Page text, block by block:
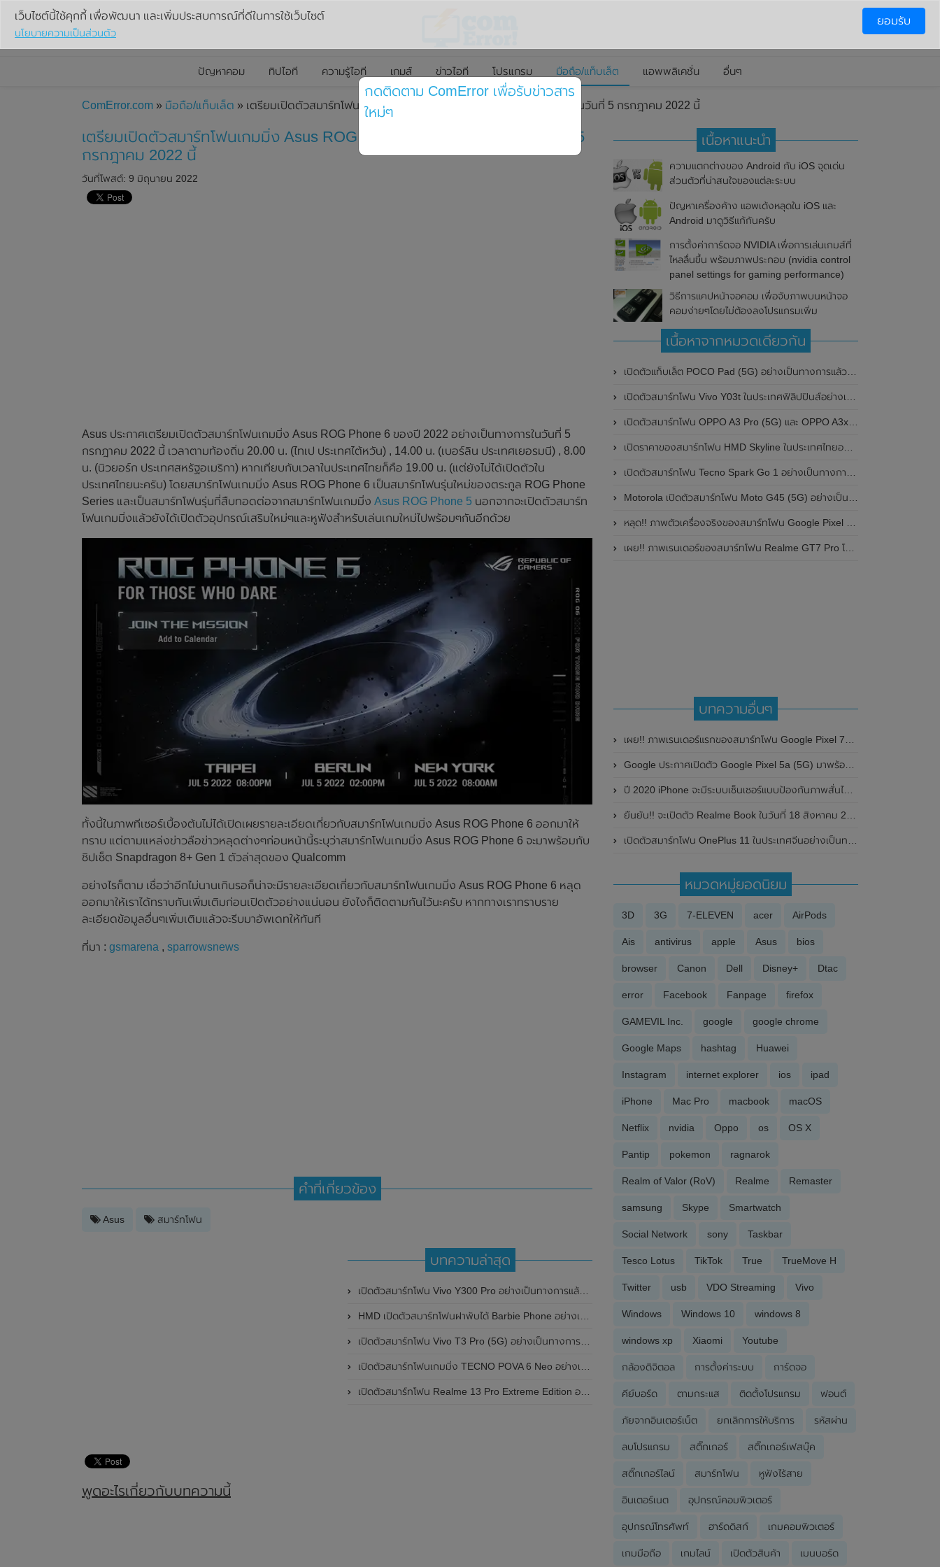
ปัญหาคอม ทิปไอที ความรู้ไอที เกมส์ ข่าวไอที โปรแกรม มือถือ/แท็บเล็ต แอพพลิเคชั่น อื่นๆ
ComError.com » มือถือ/แท็บเล็ต » เตรียมเปิดตัวสมาร์ทโฟนเกมมิ่ง Asus ROG Phone 6 อย่างเป็นทางการในวันที่ 5 กรกฎาคม 2022 นี้
เตรียมเปิดตัวสมาร์ทโฟนเกมมิ่ง Asus ROG Phone 6 อย่างเป็นทางการในวันที่ 5
กรกฎาคม 2022 นี้
วันที่โพสต์: 9 มิถุนายน 2022
Asus ประกาศเตรียมเปิดตัวสมาร์ทโฟนเกมมิ่ง Asus ROG Phone 6 ของปี 2022 อย่างเป็นทางการในวันที่ 5
กรกฎาคม 2022 นี้ เวลาตามท้องถิ่น 20.00 น. (ไทเป ประเทศไต้หวัน) , 14.00 น. (เบอร์ลิน ประเทศเยอรมนี) , 8.00
น. (นิวยอร์ก ประเทศสหรัฐอเมริกา) หากเทียบกับเวลาในประเทศไทยก็คือ 19.00 น. (แต่ยังไม่ได้เปิดตัวใน
ประเทศไทยนะครับ) โดยสมาร์ทโฟนเกมมิ่ง Asus ROG Phone 6 เป็นสมาร์ทโฟนรุ่นใหม่ของตระกูล ROG Phone
Series และเป็นสมาร์ทโฟนรุ่นที่สืบทอดต่อจากสมาร์ทโฟนเกมมิ่ง Asus ROG Phone 5 นอกจากจะเปิดตัวสมาร์ท
โฟนเกมมิ่งแล้วยังได้เปิดตัวอุปกรณ์เสริมใหม่ๆและหูฟังสำหรับเล่นเกมใหม่ไปพร้อมๆกันอีกด้วย
ทั้งนี้ในภาพทีเซอร์เบื้องต้นไม่ได้เปิดเผยรายละเอียดเกี่ยวกับสมาร์ทโฟนเกมมิ่ง Asus ROG Phone 6 ออกมาให้
ทราบ แต่ตามแหล่งข่าวลือข่าวหลุดต่างๆก่อนหน้านี้ระบุว่าสมาร์ทโฟนเกมมิ่ง Asus ROG Phone 6 จะมาพร้อมกับ
ชิปเซ็ต Snapdragon 8+ Gen 1 ตัวล่าสุดของ Qualcomm
อย่างไรก็ตาม เชื่อว่าอีกไม่นานเกินรอก็น่าจะมีรายละเอียดเกี่ยวกับสมาร์ทโฟนเกมมิ่ง Asus ROG Phone 6 หลุด
ออกมาให้เราได้ทราบกันเพิ่มเติมก่อนเปิดตัวอย่างแน่นอน ยังไงก็ติดตามกันไว้นะครับ หากทางเราทราบราย
ละเอียดข้อมูลอื่นๆเพิ่มเติมแล้วจะรีบมาอัพเดทให้ทันที
ที่มา : gsmarena , sparrowsnews
คำที่เกี่ยวข้อง
Asus สมาร์ทโฟน
บทความล่าสุด
เปิดตัวสมาร์ทโฟน Vivo Y300 Pro อย่างเป็นทางการแล้วในประเทศจีน มาพร้อมดีไซน์พรีเมี่ยม ทนทาน และแบตเตอรี่สุดอึดขนาดใหญ่ 6,500mAh พร้อมรองรับการชาร์จไว 80W
HMD เปิดตัวสมาร์ทโฟนฝาพับได้ Barbie Phone อย่างเป็นทางการแล้ว มาพร้อมธีมสีชมพูสดใส
เปิดตัวสมาร์ทโฟน Vivo T3 Pro (5G) อย่างเป็นทางการแล้วในประเทศอินเดีย
เปิดตัวสมาร์ทโฟนเกมมิ่ง TECNO POVA 6 Neo อย่างเป็นทางการแล้วในประเทศไทย ในราคา 8,499 บาท
เปิดตัวสมาร์ทโฟน Realme 13 Pro Extreme Edition อย่างเป็นทางการแล้วในประเทศจีน
พูดอะไรเกี่ยวกับบทความนี้
เนื้อหาแนะนำ
ความแตกต่างของ Android กับ iOS จุดเด่น
ส่วนตัวที่น่าสนใจของแต่ละระบบ
ปัญหาเครื่องค้าง แอพเด้งหลุดใน iOS และ
Android มาดูวิธีแก้กันครับ
การตั้งค่าการ์ดจอ NVIDIA เพื่อการเล่นเกมส์ที่
ไหลลื่นขึ้น พร้อมภาพประกอบ (nvidia control
panel settings for gaming performance)
วิธีการแคปหน้าจอคอม เพื่อจับภาพบนหน้าจอ
คอมง่ายๆโดยไม่ต้องลงโปรแกรมเพิ่ม
เนื้อหาจากหมวดเดียวกัน
เปิดตัวแท็บเล็ต POCO Pad (5G) อย่างเป็นทางการแล้วในประเทศอินเดีย มาพร้อมชิปเซ็ต Snapdragon 7s Gen 2 ของ Qualcomm และรองรับเครือข่าย 5G
เปิดตัวสมาร์ทโฟน Vivo Y03t ในประเทศฟิลิปปินส์อย่างเป็นทางการแล้ว มาพร้อมชิปเซ็ต Unisoc T612 , กล้องหลัง ความละเอียด 13MP , แบตเตอรี่ 5,000mAh และหน้าจอแสดงผล LCD / 90Hz
เปิดตัวสมาร์ทโฟน OPPO A3 Pro (5G) และ OPPO A3x ในประเทศไทยอย่างเป็นทางการแล้ว ในราคาเริ่มต้นเพียง 3,999 บาท
เปิดราคาของสมาร์ทโฟน HMD Skyline ในประเทศไทยอย่างเป็นทางการแล้ว ราคา 14,990 บาท
เปิดตัวสมาร์ทโฟน Tecno Spark Go 1 อย่างเป็นทางการแล้ว มาพร้อมหน้าจอแสดงผล LCD / 120Hz , แบตเตอรี่ 5,000mAh และใช้ชิปเซ็ต Unisoc
Motorola เปิดตัวสมาร์ทโฟน Moto G45 (5G) อย่างเป็นทางการแล้วในอินเดีย
หลุด!! ภาพตัวเครื่องจริงของสมาร์ทโฟน Google Pixel 9a โชว์ดีไซน์ใหม่ กล้องหลังแบนราบ ไม่มีกรอบของกล้องแล้ว
เผย!! ภาพเรนเดอร์ของสมาร์ทโฟน Realme GT7 Pro โชว์ให้เห็นดีไซน์ใหม่ พร้อมเผยรายละเอียดสเปกที่สำคัญบางส่วน
บทความอื่นๆ
เผย!! ภาพเรนเดอร์แรกของสมาร์ทโฟน Google Pixel 7a รุ่นใหม่ โชว์ดีไซน์ของตัวเครื่องรอบด้าน
Google ประกาศเปิดตัว Google Pixel 5a (5G) มาพร้อมรองรับการกันน้ำ IP67 , ชิปเซ็ต Snapdragon 765G และแบตเตอรี่4680mAh
ปี 2020 iPhone จะมีระบบเซ็นเซอร์แบบป้องกันภาพสั่นไหว (Sensor-Shift Stabilization)
ยืนยัน!! จะเปิดตัว Realme Book ในวันที่ 18 สิงหาคม 2021 นี้ มาพร้อมดีไซน์สุดบางเหมือน MacBook Air
เปิดตัวสมาร์ทโฟน OnePlus 11 ในประเทศจีนอย่างเป็นทางการแล้ว
หมวดหมู่ยอดนิยม
3D 3G 7-ELEVEN acer AirPods
Ais antivirus apple Asus bios
browser Canon Dell Disney+ Dtac
error Facebook Fanpage firefox
GAMEVIL Inc. google google chrome
Google Maps hashtag Huawei
Instagram internet explorer ios ipad
iPhone Mac Pro macbook macOS
Netflix nvidia Oppo os OS X
Pantip pokemon ragnarok
Realm of Valor (RoV) Realme Remaster
samsung Skype Smartwatch
Social Network sony Taskbar
Tesco Lotus TikTok True TrueMove H
Twitter usb VDO Streaming Vivo
Windows Windows 10 windows 8
windows xp Xiaomi Youtube
กล้องดิจิตอล การตั้งค่าระบบ การ์ดจอ
คีย์บอร์ด ตามกระแส ติดตั้งโปรแกรม ฟอนต์
ภัยจากอินเตอร์เน็ต ยกเลิกการให้บริการ รหัสผ่าน
ลบโปรแกรม สติ๊กเกอร์ สติ๊กเกอร์เฟสบุ๊ค
สติ๊กเกอร์ไลน์ สมาร์ทโฟน หูฟังไร้สาย
อินเตอร์เนต อุปกรณ์คอมพิวเตอร์
อุปกรณ์โทรศัพท์ ฮาร์ดดิสก์ เกมคอมพิวเตอร์
เกมมือถือ เกมไลน์ เปิดตัวสินค้า เมนบอร์ด
เว็บไซต์นี้ใช้คุกกี้ เพื่อพัฒนา และเพิ่มประสบการณ์ที่ดีในการใช้เว็บไซต์
นโยบายความเป็นส่วนตัว
ยอมรับ
กดติดตาม ComError เพื่อรับข่าวสาร
ใหม่ๆ